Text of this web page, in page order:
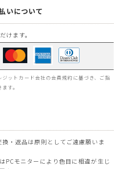
いについて
けます。
ットカード会社の会員規約に基づき、ご指
す。
・返品は原則としてご遠慮願いま
PCモニターにより色目に相違が生じ